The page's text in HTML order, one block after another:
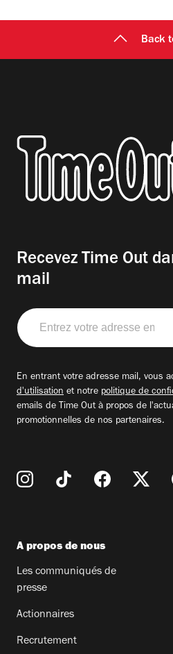
Back
Recevez Time Out
mail
Entrez
votre
adresse
En entrant votre adresse mail, vous
d'utilisation et notre politique de
emails de Time Out à propos de
promotionnelles de nos partenaires.
A propos de nous
Les communiqués de
presse
Actionnaires
Recrutement